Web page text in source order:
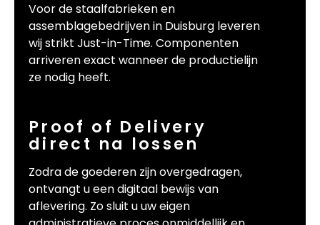
Voor de staalfabrieken en
assemblagebedrijven in Duisburg leveren
wij strikt Just-in-Time. Componenten
arriveren exact wanneer de productielijn
ze nodig heeft.
Proof of Delivery
direct na lossen
Zodra de goederen zijn overgedragen,
ontvangt u een digitaal bewijs van
aflevering. Zo sluit u uw eigen